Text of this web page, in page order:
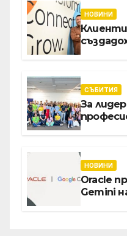
НОВИНИ
СЪБИТИЯ
За
НОВИНИ
Oracle
Gemini